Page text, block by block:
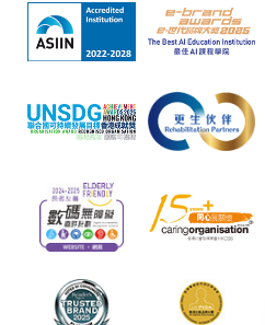
本學院為學院開設的其中一些課
本學院會力求在有關網頁上刊載
會保證下列各項：資訊並無侵犯
準確、資訊適合任何目的、資訊不
本學院（包括其僱員及附屬機構
因所導致的任何損失，一概不負
付款銀行或獨立商戶因為付款的
款卡、智能卡或其他付款的設施
失誤、延誤、中斷、中止、或限